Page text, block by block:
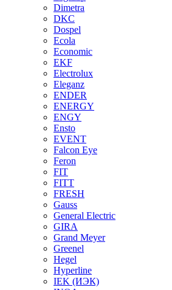
Dimetra
DKC
Dospel
Ecola
Economic
EKF
Electrolux
Eleganz
ENDER
ENERGY
ENGY
Ensto
EVENT
Falcon Eye
Feron
FIT
FITT
FRESH
Gauss
General Electric
GIRA
Grand Meyer
Greenel
Hegel
Hyperline
IEK (ИЭК)